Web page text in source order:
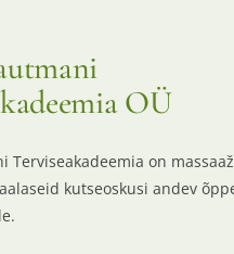
OÜ
Terviseakadeemia on
kutseoskusi andev